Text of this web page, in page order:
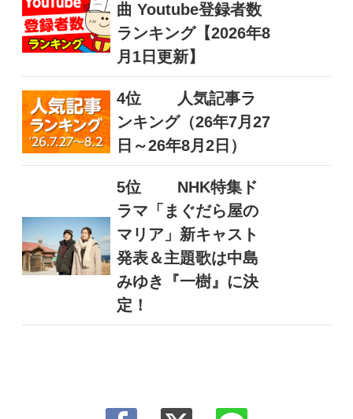
曲 Youtube登録者数
ランキング【2026年8
月1日更新】
4位
人気記事ラ
ンキング（26年7月27
日～26年8月2日）
5位
NHK特集ド
ラマ「まぐだら屋の
マリア」新キャスト
発表＆主題歌は中島
みゆき『一樹』に決
定！